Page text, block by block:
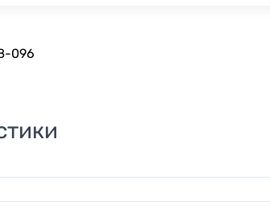
096